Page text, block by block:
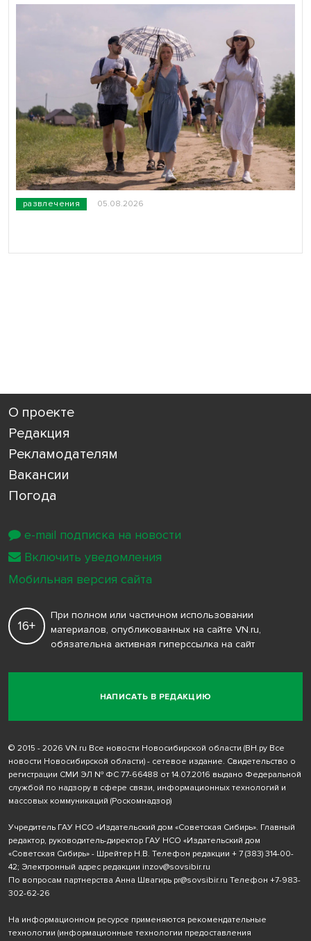
развлечения 05.08.2026
О проекте
Редакция
Рекламодателям
Вакансии
Погода
НАПИСАТЬ В РЕДАКЦИЮ
16+
При полном или частичном использовании
материалов, опубликованных на сайте VN.ru,
обязательна активная гиперссылка на сайт
© 2015 - 2026 VN.ru Все новости Новосибирской области (ВН.ру Все
новости Новосибирской области) - сетевое издание. Свидетельство о
регистрации СМИ ЭЛ № ФС 77-66488 от 14.07.2016 выдано Федеральной
службой по надзору в сфере связи, информационных технологий и
массовых коммуникаций (Роскомнадзор)
Учредитель ГАУ НСО «Издательский дом «Советская Сибирь». Главный
редактор, руководитель-директор ГАУ НСО «Издательский дом
«Советская Сибирь» - Шрейтер Н.В. Телефон редакции + 7 (383) 314-00-
42; Электронный адрес редакции inzov@sovsibir.ru
По вопросам партнерства Анна Швагирь pr@sovsibir.ru Телефон +7-983-
302-62-26
На информационном ресурсе применяются рекомендательные
технологии (информационные технологии предоставления
e-mail подписка на новости
Включить уведомления
Мобильная версия сайта